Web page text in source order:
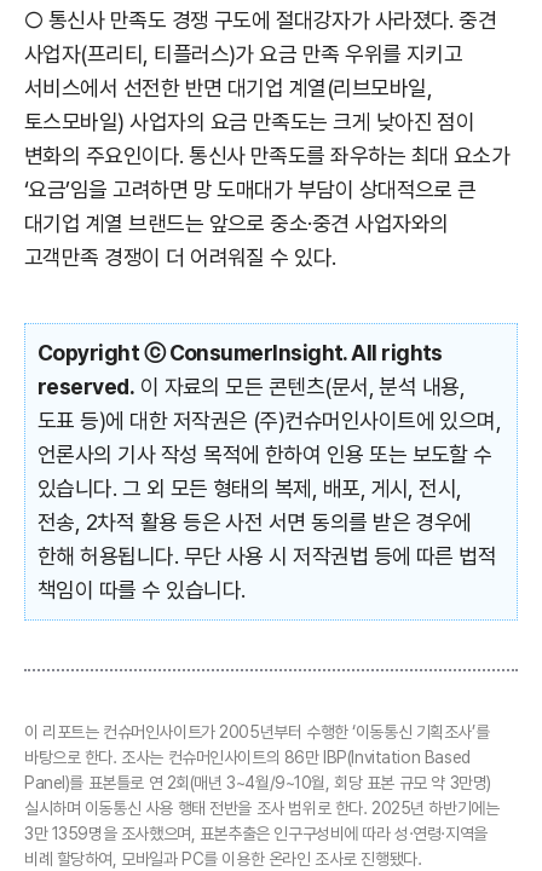
○ 통신사 만족도 경쟁 구도에 절대강자가 사라졌다. 중견
사업자(프리티, 티플러스)가 요금 만족 우위를 지키고
서비스에서 선전한 반면 대기업 계열(리브모바일,
토스모바일) 사업자의 요금 만족도는 크게 낮아진 점이
변화의 주요인이다. 통신사 만족도를 좌우하는 최대 요소가
‘요금’임을 고려하면 망 도매대가 부담이 상대적으로 큰
대기업 계열 브랜드는 앞으로 중소·중견 사업자와의
고객만족 경쟁이 더 어려워질 수 있다.
Copyright ⓒ ConsumerInsight. All rights
reserved. 이 자료의 모든 콘텐츠(문서, 분석 내용,
도표 등)에 대한 저작권은 (주)컨슈머인사이트에 있으며,
언론사의 기사 작성 목적에 한하여 인용 또는 보도할 수
있습니다. 그 외 모든 형태의 복제, 배포, 게시, 전시,
전송, 2차적 활용 등은 사전 서면 동의를 받은 경우에
한해 허용됩니다. 무단 사용 시 저작권법 등에 따른 법적
책임이 따를 수 있습니다.
이 리포트는 컨슈머인사이트가 2005년부터 수행한 ‘이동통신 기획조사’를
바탕으로 한다. 조사는 컨슈머인사이트의 86만 IBP(Invitation Based
Panel)를 표본틀로 연 2회(매년 3~4월/9~10월, 회당 표본 규모 약 3만명)
실시하며 이동통신 사용 행태 전반을 조사 범위로 한다. 2025년 하반기에는
3만 1359명을 조사했으며, 표본추출은 인구구성비에 따라 성·연령·지역을
비례 할당하여, 모바일과 PC를 이용한 온라인 조사로 진행됐다.